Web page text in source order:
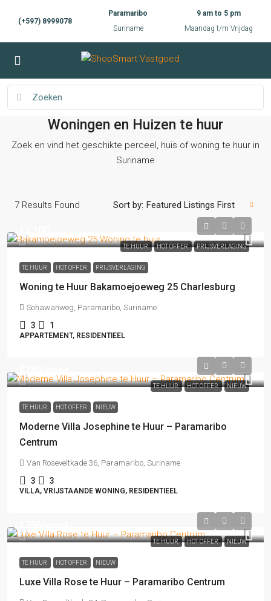
(+597) 8999078
Paramaribo
Suriname
9 am to 5 pm
Maandag t/m Vrijdag
Woningen en Huizen te huur
Zoek en vind het geschikte perceel, huis of woning te huur in
Suriname
7 Results Found Sort by: Featured Listings First
TE HUUR HOT OFFER PRIJSVERLAGING
TE HUUR HOT OFFER PRIJSVERLAGING
Woning te Huur Bakamoejoeweg 25 Charlesburg
Sohawanweg, Paramaribo, Suriname
3 1
APPARTEMENT, RESIDENTIEEL
TE HUUR HOT OFFER NIEUW
TE HUUR HOT OFFER NIEUW
Moderne Villa Josephine te Huur – Paramaribo
Centrum
Van Roseveltkade 36, Paramaribo, Suriname
3 3
VILLA, VRIJSTAANDE WONING, RESIDENTIEEL
TE HUUR HOT OFFER NIEUW
TE HUUR HOT OFFER NIEUW
Luxe Villa Rose te Huur – Paramaribo Centrum